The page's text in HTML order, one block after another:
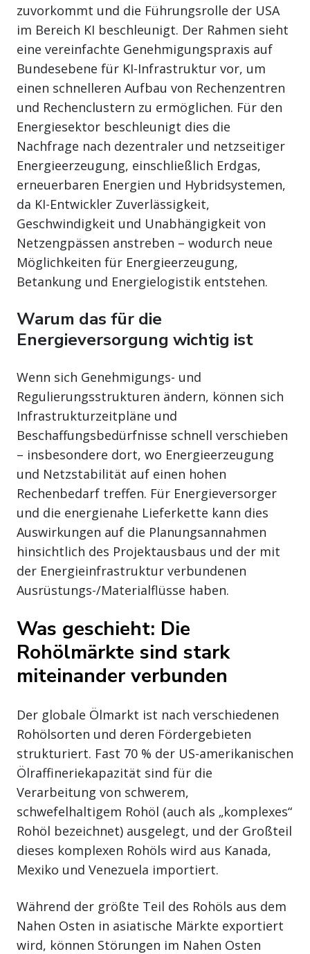
zuvorkommt und die Führungsrolle der USA
im Bereich KI beschleunigt. Der Rahmen sieht
eine vereinfachte Genehmigungspraxis auf
Bundesebene für KI-Infrastruktur vor, um
einen schnelleren Aufbau von Rechenzentren
und Rechenclustern zu ermöglichen. Für den
Energiesektor beschleunigt dies die
Nachfrage nach dezentraler und netzseitiger
Energieerzeugung, einschließlich Erdgas,
erneuerbaren Energien und Hybridsystemen,
da KI-Entwickler Zuverlässigkeit,
Geschwindigkeit und Unabhängigkeit von
Netzengpässen anstreben – wodurch neue
Möglichkeiten für Energieerzeugung,
Betankung und Energielogistik entstehen.
Warum das für die
Energieversorgung wichtig ist
Wenn sich Genehmigungs- und
Regulierungsstrukturen ändern, können sich
Infrastrukturzeitpläne und
Beschaffungsbedürfnisse schnell verschieben
– insbesondere dort, wo Energieerzeugung
und Netzstabilität auf einen hohen
Rechenbedarf treffen. Für Energieversorger
und die energienahe Lieferkette kann dies
Auswirkungen auf die Planungsannahmen
hinsichtlich des Projektausbaus und der mit
der Energieinfrastruktur verbundenen
Ausrüstungs-/Materialflüsse haben.
Was geschieht: Die
Rohölmärkte sind stark
miteinander verbunden
Der globale Ölmarkt ist nach verschiedenen
Rohölsorten und deren Fördergebieten
strukturiert. Fast 70 % der US-amerikanischen
Ölraffineriekapazität sind für die
Verarbeitung von schwerem,
schwefelhaltigem Rohöl (auch als „komplexes“
Rohöl bezeichnet) ausgelegt, und der Großteil
dieses komplexen Rohöls wird aus Kanada,
Mexiko und Venezuela importiert.
Während der größte Teil des Rohöls aus dem
Nahen Osten in asiatische Märkte exportiert
wird, können Störungen im Nahen Osten